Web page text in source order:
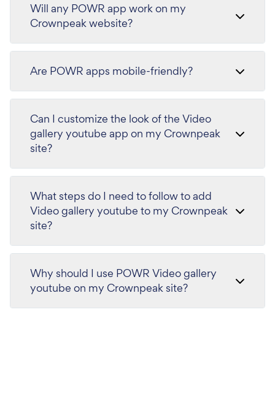
Will any POWR app work on my
Crownpeak website?
Are POWR apps mobile-friendly?
Can I customize the look of the Video
gallery youtube app on my Crownpeak
site?
What steps do I need to follow to add
Video gallery youtube to my Crownpeak
site?
Why should I use POWR Video gallery
youtube on my Crownpeak site?